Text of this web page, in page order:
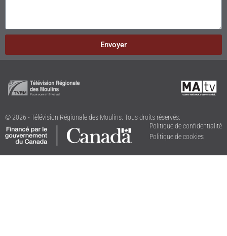
Envoyer
© 2026 - Télévision Régionale des Moulins. Tous droits réservés.
Politique de confidentialité
Politique de cookies